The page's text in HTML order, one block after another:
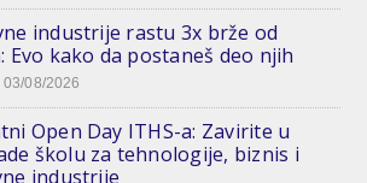
industrije rastu 3x brže od
Evo kako da postaneš deo njih
03/08/2026
Open Day ITHS-a: Zavirite u
školu za tehnologije, biznis i
industrije